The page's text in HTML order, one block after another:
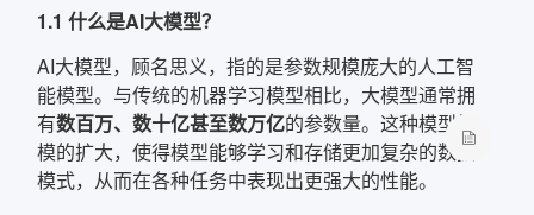
1.1 什么是AI大模型？
AI大模型，顾名思义，指的是参数规模庞大的人工智
能模型。与传统的机器学习模型相比，大模型通常拥
有数百万、数十亿甚至数万亿的参数量。这种模型规
模的扩大，使得模型能够学习和存储更加复杂的数据
模式，从而在各种任务中表现出更强大的性能。